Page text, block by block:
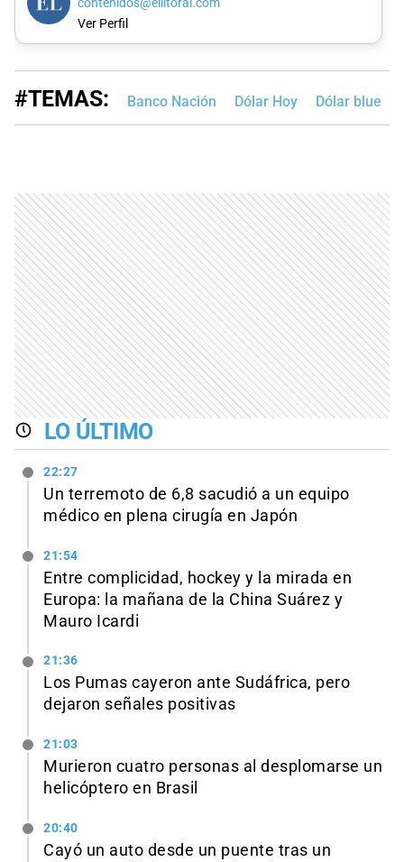
contenidos@ellitoral.com
Ver Perfil
#TEMAS: Banco Nación Dólar Hoy Dólar blue
LO ÚLTIMO
22:27
Un terremoto de 6,8 sacudió a un equipo
médico en plena cirugía en Japón
21:54
Entre complicidad, hockey y la mirada en
Europa: la mañana de la China Suárez y
Mauro Icardi
21:36
Los Pumas cayeron ante Sudáfrica, pero
dejaron señales positivas
21:03
Murieron cuatro personas al desplomarse un
helicóptero en Brasil
20:40
Cayó un auto desde un puente tras un